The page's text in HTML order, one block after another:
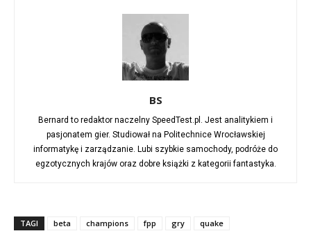
BS
Bernard to redaktor naczelny SpeedTest.pl. Jest analitykiem i
pasjonatem gier. Studiował na Politechnice Wrocławskiej
informatykę i zarządzanie. Lubi szybkie samochody, podróże do
egzotycznych krajów oraz dobre książki z kategorii fantastyka.
TAGI beta champions fpp gry quake